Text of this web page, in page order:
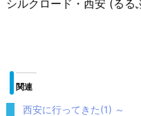
シルクロード・西安 (るる
関連
西安に行ってきた(1) ～